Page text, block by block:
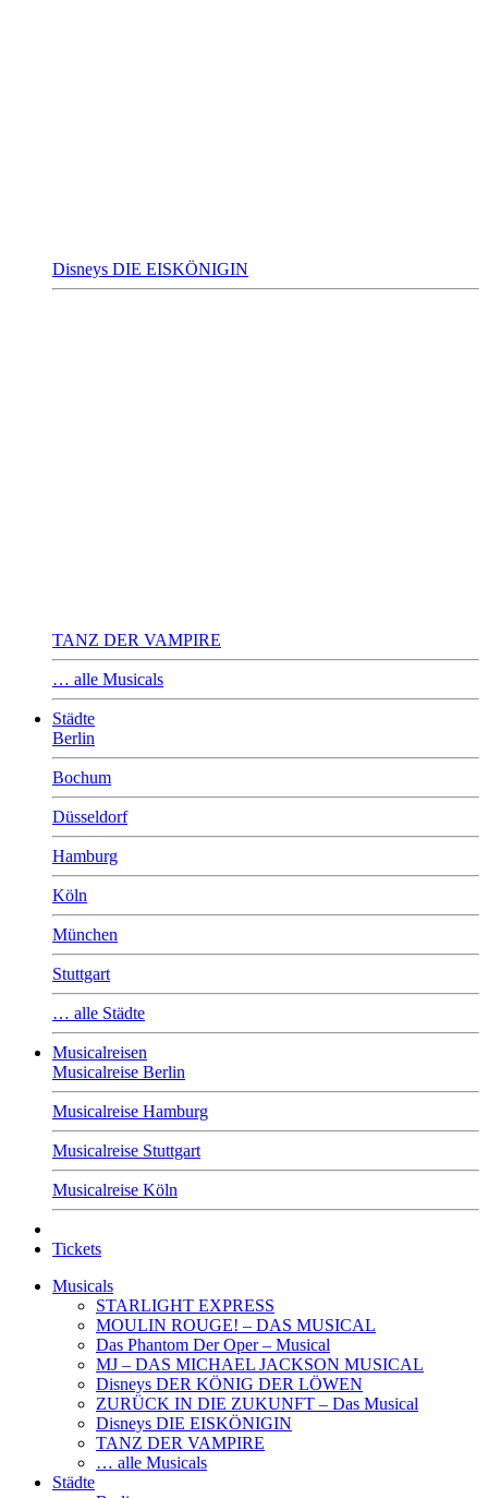
Disneys DIE EISKÖNIGIN
TANZ DER VAMPIRE
… alle Musicals
Städte
Berlin
Bochum
Düsseldorf
Hamburg
Köln
München
Stuttgart
… alle Städte
Musicalreisen
Musicalreise Berlin
Musicalreise Hamburg
Musicalreise Stuttgart
Musicalreise Köln
Tickets
Musicals
STARLIGHT EXPRESS
MOULIN ROUGE! – DAS MUSICAL
Das Phantom Der Oper – Musical
MJ – DAS MICHAEL JACKSON MUSICAL
Disneys DER KÖNIG DER LÖWEN
ZURÜCK IN DIE ZUKUNFT – Das Musical
Disneys DIE EISKÖNIGIN
TANZ DER VAMPIRE
… alle Musicals
Städte